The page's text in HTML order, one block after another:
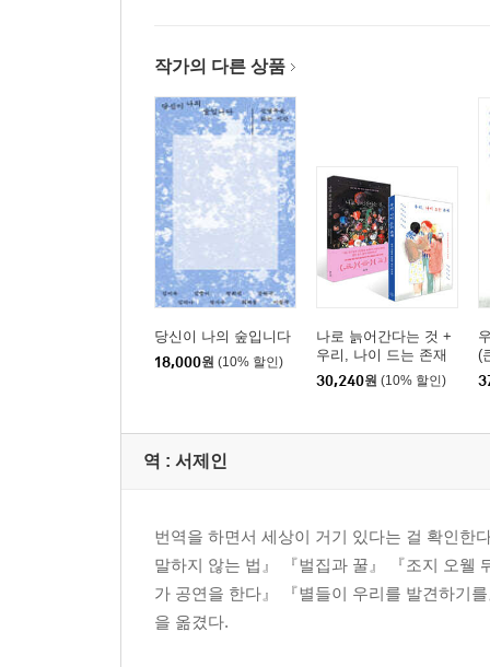
작가의 다른 상품
당신이 나의 숲입니다
18,000원 (10% 할인)
나로 늙어간다는 것 +
우리, 나이 드는 존재
세트
30,240원 (10% 할인)
(
역 : 서제인
번역을 하면서 세상이 거기 있다는 걸 확인한
말하지 않는 법』 『벌집과 꿀』 『조지 오웰
가 공연을 한다』 『별들이 우리를 발견하기
을 옮겼다.